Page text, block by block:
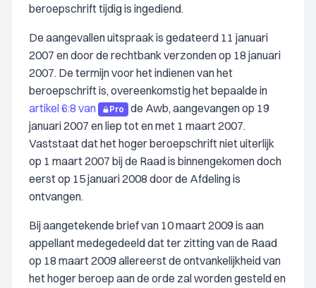
beroepschrift tijdig is ingediend.
De aangevallen uitspraak is gedateerd 11 januari
2007 en door de rechtbank verzonden op 18 januari
2007. De termijn voor het indienen van het
beroepschrift is, overeenkomstig het bepaalde in
artikel 6:8 van
Pro
de Awb, aangevangen op 19
januari 2007 en liep tot en met 1 maart 2007.
Vaststaat dat het hoger beroepschrift niet uiterlijk
op 1 maart 2007 bij de Raad is binnengekomen doch
eerst op 15 januari 2008 door de Afdeling is
ontvangen.
Bij aangetekende brief van 10 maart 2009 is aan
appellant medegedeeld dat ter zitting van de Raad
op 18 maart 2009 allereerst de ontvankelijkheid van
het hoger beroep aan de orde zal worden gesteld en